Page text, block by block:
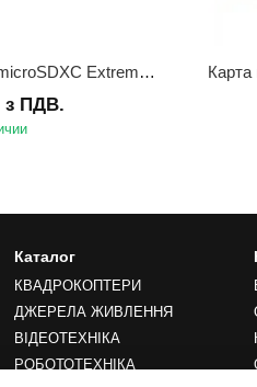
Карта пам'яті SanDisk microSDXC Extreme 64GB UHS-I (SDSQXA2-064G-GN6MN)
з ПДВ.
Каталог
КВАДРОКОПТЕРИ
ДЖЕРЕЛА ЖИВЛЕННЯ
ВІДЕОТЕХНІКА
РОБОТОТЕХНІКА